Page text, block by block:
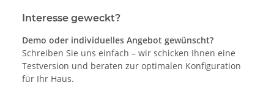
Interesse geweckt?
Demo oder individuelles Angebot gewünscht?
Schreiben Sie uns einfach – wir schicken Ihnen eine
Testversion und beraten zur optimalen Konfiguration
für Ihr Haus.